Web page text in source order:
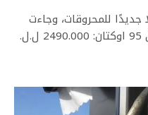
جديدًا للمحروقات، وجاءت
الأسعار على الشكل الآتي: – بنزين 95 اوكتان: 2490.000 ل.ل.